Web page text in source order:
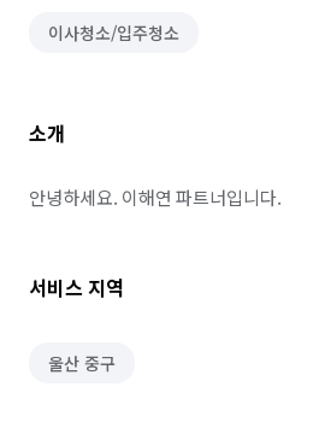
이사청소/입주청소
소개
안녕하세요. 이해연 파트너입니다.
서비스 지역
울산 중구